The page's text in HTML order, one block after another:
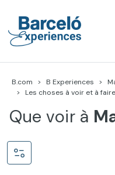
contenu
B.com B Experiences
Les choses à voir et à faire
Que voir à